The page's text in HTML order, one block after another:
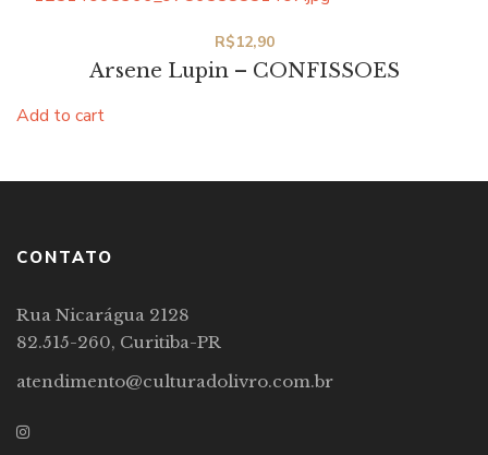
Arsene Lupin – CONFISSOES
R$12,90
Add to cart
CONTATO
Rua Nicarágua 2128
82.515-260, Curitiba-PR
atendimento@culturadolivro.com.br